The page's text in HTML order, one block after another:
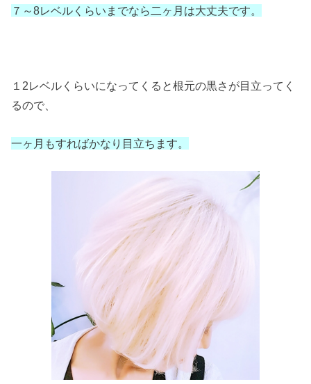
７～8レベルくらいまでなら二ヶ月は大丈夫です。
１2レベルくらいになってくると根元の黒さが目立ってく
るので、
一ヶ月もすればかなり目立ちます。